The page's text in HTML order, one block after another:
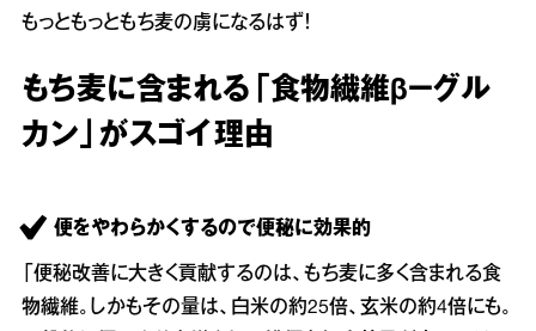
もっともっともち麦の虜になるはず！
もち麦に含まれる「食物繊維β－グル
カン」がスゴイ理由
便をやわらかくするので便秘に効果的
「便秘改善に大きく貢献するのは、もち麦に多く含まれる食
物繊維。しかもその量は、白米の約25倍、玄米の約4倍にも。